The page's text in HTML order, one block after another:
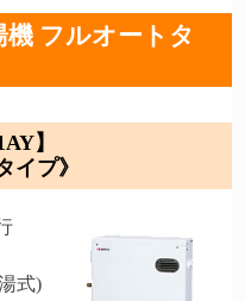
機 フルオートタ
】
イプ》
湯式)